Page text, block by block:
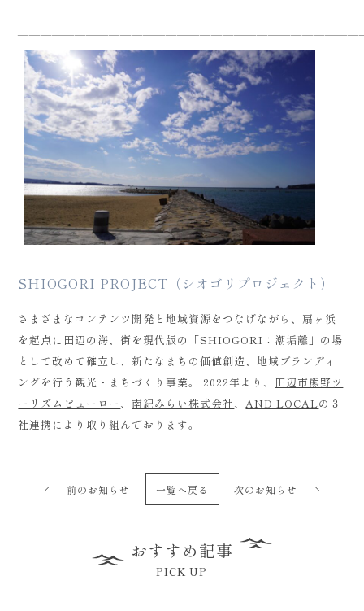
SHIOGORI PROJECT（シオゴリプロジェクト）
さまざまなコンテンツ開発と地域資源をつなげながら、扇ヶ浜
を起点に田辺の海、街を現代版の「SHIOGORI：潮垢離」の場
として改めて確立し、新たなまちの価値創造、地域ブランディ
ングを行う観光・まちづくり事業。 2022年より、 田辺市熊野ツ
ーリズムビューロー、 南紀みらい株式会社、AND LOCALの３
社連携により取り組んでおります。
前のお知らせ 一覧へ戻る 次のお知らせ
おすすめ記事
PICK UP